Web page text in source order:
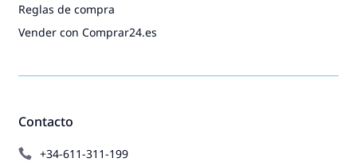
Contacto
+34-611-311-199
Reglas de compra
Vender con Comprar24.es